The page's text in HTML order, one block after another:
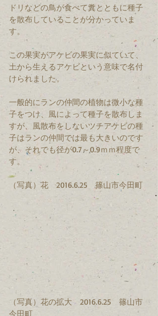
ドリなどの鳥が食べて糞とともに種子
を散布していることが分かっていま
す。
この果実がアケビの果実に似ていて、
土から生えるアケビという意味で名付
けられました。
一般的にランの仲間の植物は微小な種
子をつけ、風によって種子を散布しま
すが、風散布をしないツチアケビの種
子はランの仲間では最も大きいのです
が、それでも径が0.7～0.9ｍｍ程度で
す。
（写真）花　2016.6.25　篠山市今田町
（写真）花の拡大　2016.6.25　篠山市
今田町